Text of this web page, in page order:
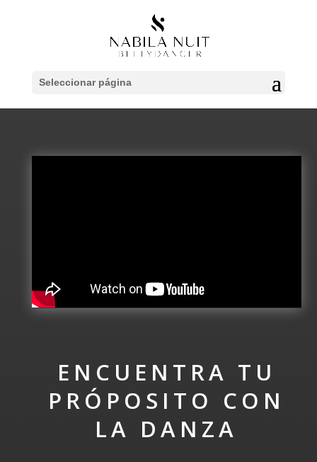
Seleccionar página
ENCUENTRA TU
PRÓPOSITO CON
LA DANZA